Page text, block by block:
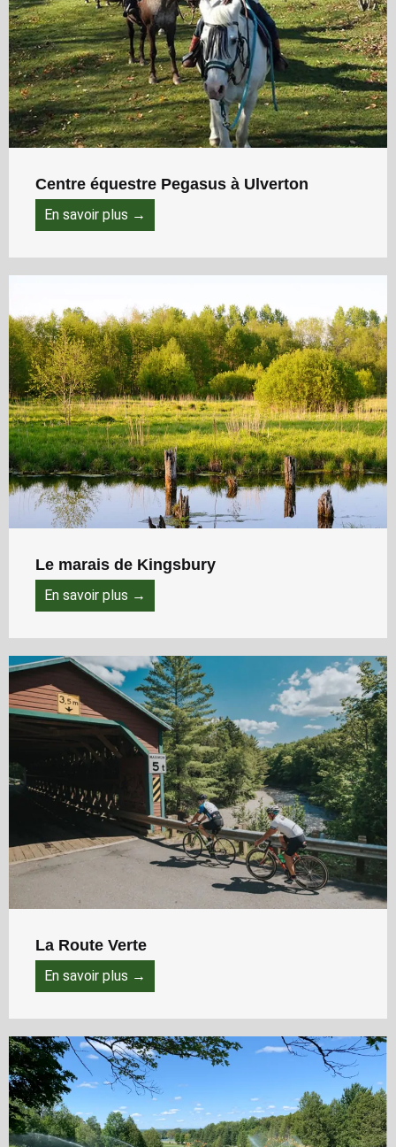
Centre équestre Pegasus à Ulverton
En savoir plus →
Le marais de Kingsbury
En savoir plus →
La Route Verte
En savoir plus →